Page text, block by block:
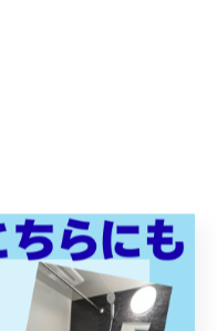
次のページ >